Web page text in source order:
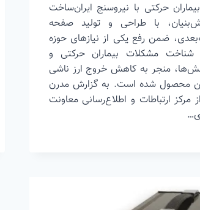
حرکتی با نیروسنج ایران‌ساخت
با طراحی و تولید صفحه
ضمن رفع یکی از نیازهای حوزه
شناخت مشکلات بیماران حرکتی و
منجر به کاهش خروج ارز ناشی
محصول شده است. به گزارش مدرن
مرکز ارتباطات و اطلاع‌رسانی معاونت